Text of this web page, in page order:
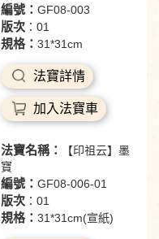
編號： GF08-003
版次：01
規格： 31*31cm
法寶詳情
加入法寶車
法寶名稱：
【印祖云】墨
寶
編號： GF08-006-01
版次：01
規格： 31*31cm(宣紙)